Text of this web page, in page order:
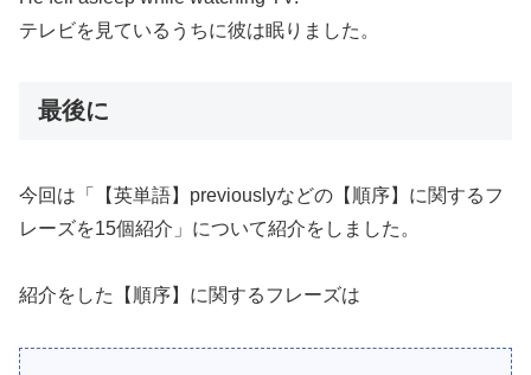
テレビを見ているうちに彼は眠りました。
最後に
今回は「【英単語】previouslyなどの【順序】に関するフ
レーズを15個紹介」について紹介をしました。
紹介をした【順序】に関するフレーズは